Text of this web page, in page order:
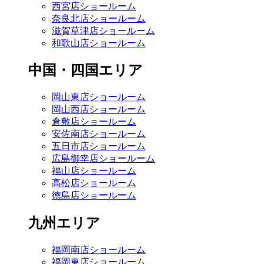
西宮店ショールーム
奈良北店ショールーム
滋賀草津店ショールーム
和歌山店ショールーム
中国・四国エリア
岡山東店ショールーム
岡山西店ショールーム
倉敷店ショールーム
安佐南店ショールーム
五日市店ショールーム
広島御幸店ショールーム
福山店ショールーム
高松店ショールーム
徳島店ショールーム
九州エリア
福岡南店ショールーム